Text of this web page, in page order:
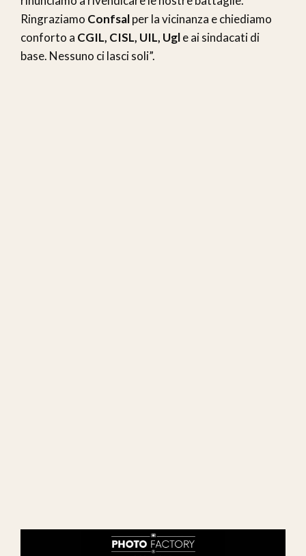
Ringraziamo Confsalper la vicinanza e chiediamo
conforto a CGIL, CISL, UIL, Ugle ai sindacati di
base. Nessuno ci lasci soli”.